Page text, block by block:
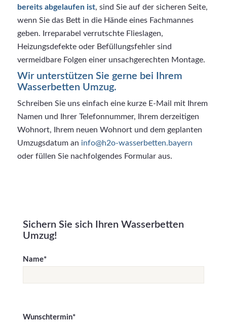
bereits abgelaufen ist, sind Sie auf der sicheren Seite,
wenn Sie das Bett in die Hände eines Fachmannes
geben. Irreparabel verrutschte Flieslagen,
Heizungsdefekte oder Befüllungsfehler sind
vermeidbare Folgen einer unsachgerechten Montage.
Wir unterstützen Sie gerne bei Ihrem
Wasserbetten Umzug.
Schreiben Sie uns einfach eine kurze E-Mail mit Ihrem
Namen und Ihrer Telefonnummer, Ihrem derzeitigen
Wohnort, Ihrem neuen Wohnort und dem geplanten
Umzugsdatum an info@h2o-wasserbetten.bayern
oder füllen Sie nachfolgendes Formular aus.
Sichern Sie sich Ihren Wasserbetten
Umzug!
Name*
Wunschtermin*